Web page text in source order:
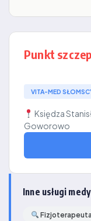
Punkt
VITA-MED
Księdza
Goworowo
Inne usługi
Fizjoterapeuta